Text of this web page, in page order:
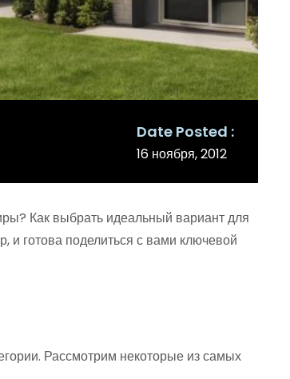
Date Posted
16 ноября, 2012
Как выбрать идеальный вариант для
и готова поделиться с вами ключевой
Рассмотрим некоторые из самых